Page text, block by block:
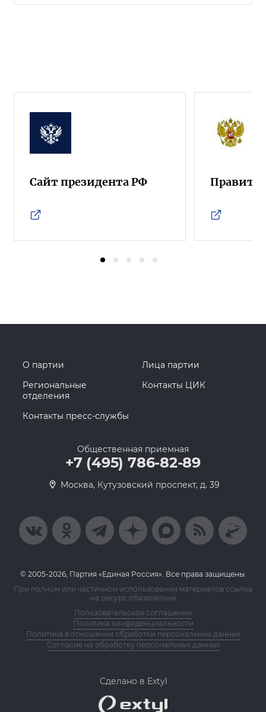
Сайт президента РФ
О партии
Лица партии
Региональные
отделения
Контакты ЦИК
Контакты пресс-службы
Общественная приемная
+7 (495) 786-82-89
Москва, Кутузовский проспект, д. 39
© 2005-2026, Партия «Единая Россия». Все права защищены.
При полном или частичном использовании материалов ссылка
на ресурс обязательна
Пользовательское соглашение
Политика конфиденциальности
Политика в отношении обработки персональных данных
Согласие на обработку персональных данных
Сделано в Extyl